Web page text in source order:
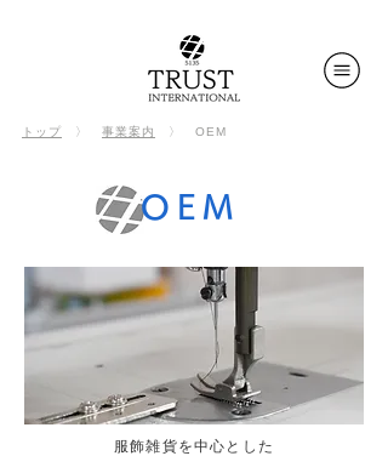
トップ 〉 事業案内 〉 OEM
OEM
服飾雑貨を中心とした